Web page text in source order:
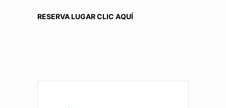
RESERVA LUGAR CLIC AQUÍ